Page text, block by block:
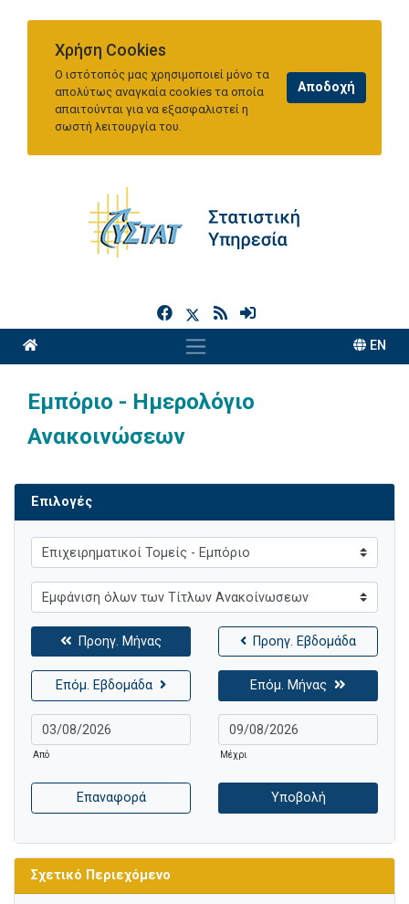
Χρήση Cookies
Ο ιστότοπός μας χρησιμοποιεί μόνο τα
απολύτως αναγκαία cookies τα οποία
απαιτούνται για να εξασφαλιστεί η
σωστή λειτουργία του.
h
EN
Εμπόριο - Ημερολόγιο
Ανακοινώσεων
Επιλογές
Προηγ. Μήνας Προηγ. Εβδομάδα
Επόμ. Εβδομάδα Επόμ. Μήνας
Από Μέχρι
Επαναφορά Υποβολή
Σχετικό Περιεχόμενο